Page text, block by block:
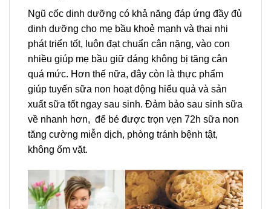
Ngũ cốc dinh dưỡng có khả năng đáp ứng đầy đủ
dinh dưỡng cho mẹ bầu khoẻ mạnh và thai nhi
phát triển tốt, luôn đạt chuẩn cân nặng, vào con
nhiều giúp mẹ bầu giữ dáng không bị tăng cân
quá mức. Hơn thế nữa, đây còn là thực phẩm
giúp tuyến sữa non hoạt động hiểu quả và sản
xuất sữa tốt ngay sau sinh. Đảm bảo sau sinh sữa
về nhanh hơn, để bé được trọn vẹn 72h sữa non
tăng cường miễn dịch, phòng tránh bệnh tật,
không ốm vặt.